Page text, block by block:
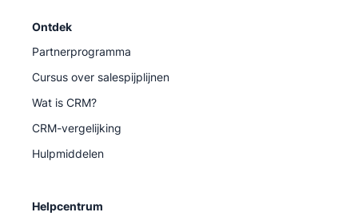
Ontdek
Partnerprogramma
Cursus over salespijplijnen
Wat is CRM?
CRM-vergelijking
Hulpmiddelen
Helpcentrum